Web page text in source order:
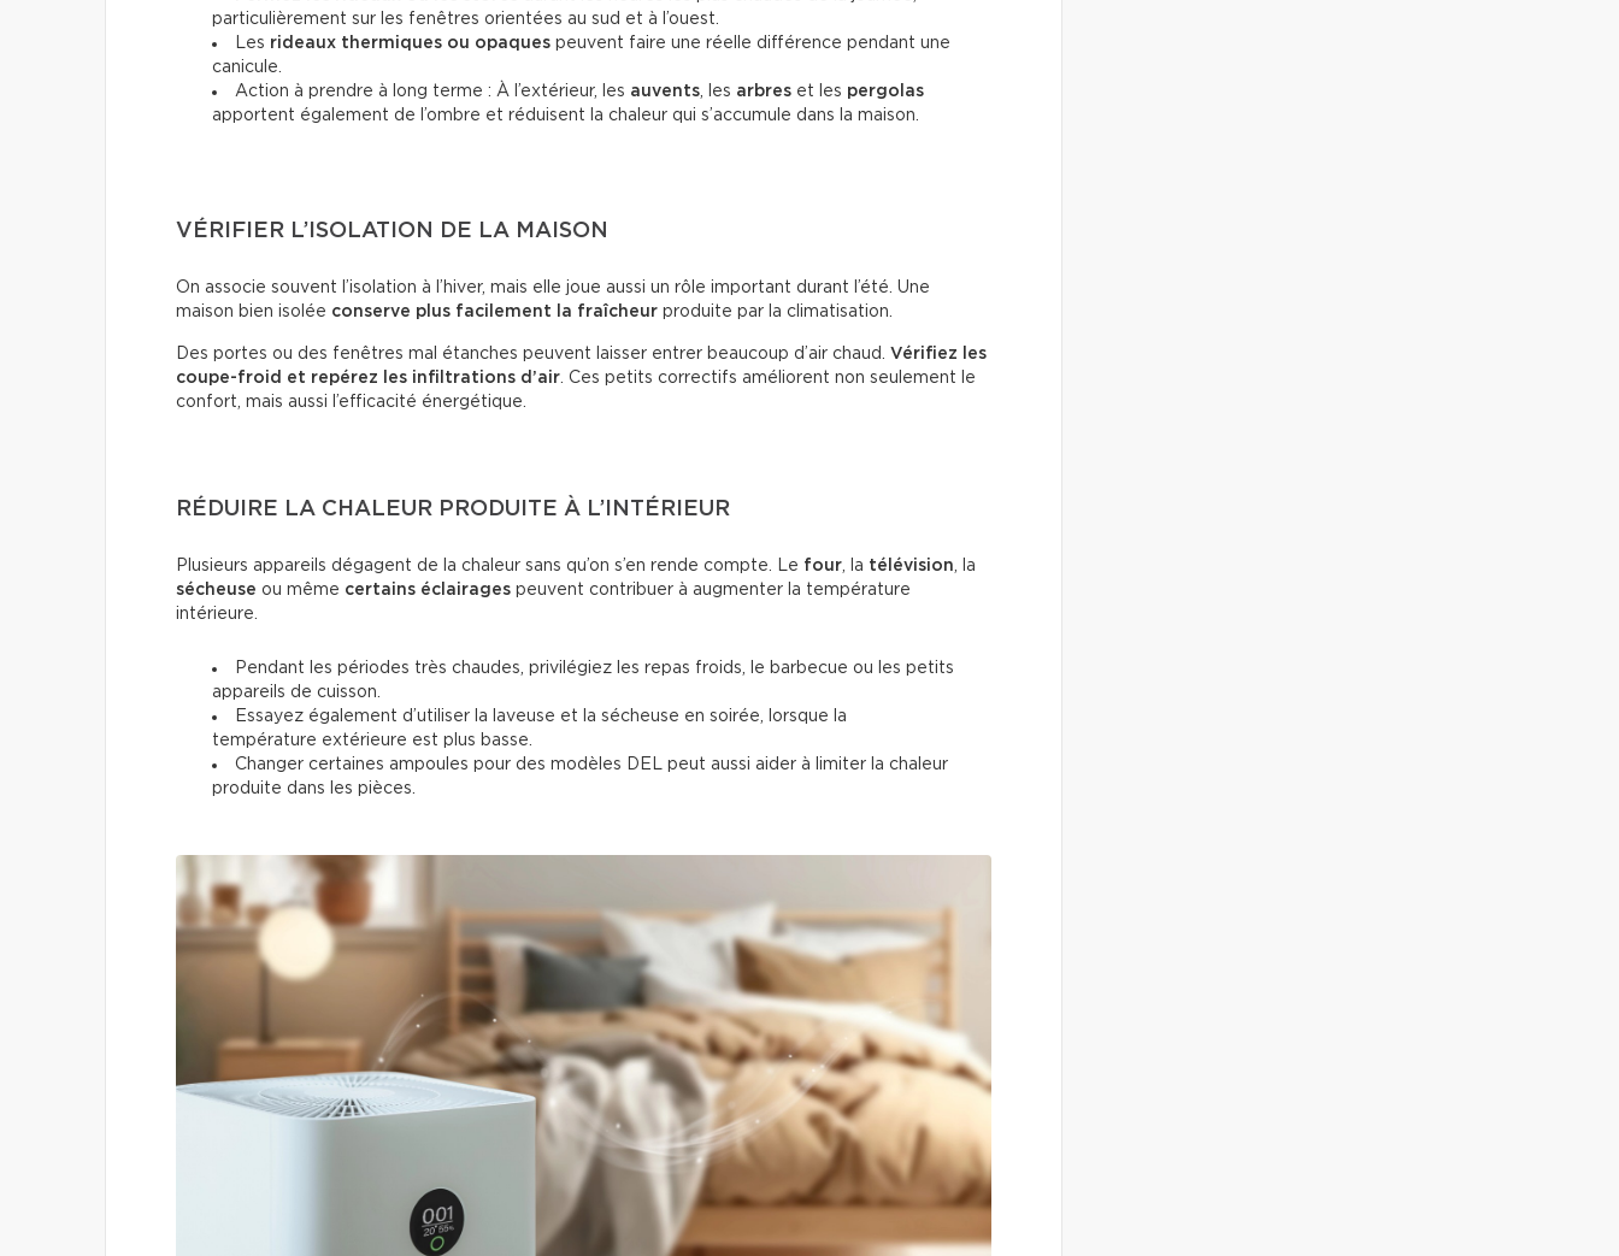
particulièrement sur les fenêtres orientées au sud et à l’ouest.
Les rideaux thermiques ou opaques peuvent faire une réelle différence pendant une
canicule.
Action à prendre à long terme : À l’extérieur, les auvents , les arbres et les pergolas
apportent également de l’ombre et réduisent la chaleur qui s’accumule dans la maison.
VÉRIFIER L’ISOLATION DE LA MAISON
On associe souvent l’isolation à l’hiver, mais elle joue aussi un rôle important durant l’été. Une
maison bien isolée conserve plus facilement la fraîcheur produite par la climatisation.
Des portes ou des fenêtres mal étanches peuvent laisser entrer beaucoup d’air chaud. Vérifiez les
coupe-froid et repérez les infiltrations d’air . Ces petits correctifs améliorent non seulement le
confort, mais aussi l’efficacité énergétique.
RÉDUIRE LA CHALEUR PRODUITE À L’INTÉRIEUR
Plusieurs appareils dégagent de la chaleur sans qu’on s’en rende compte. Le four , la télévision , la
sécheuse ou même certains éclairages peuvent contribuer à augmenter la température
intérieure.
Pendant les périodes très chaudes, privilégiez les repas froids, le barbecue ou les petits
appareils de cuisson.
Essayez également d’utiliser la laveuse et la sécheuse en soirée, lorsque la
température extérieure est plus basse.
Changer certaines ampoules pour des modèles DEL peut aussi aider à limiter la chaleur
produite dans les pièces.